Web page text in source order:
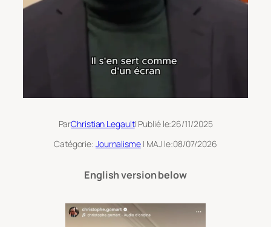
ParChristian Legault| Publié le:26/11/2025
Catégorie: Journalisme| MAJ le:08/07/2026
English version below